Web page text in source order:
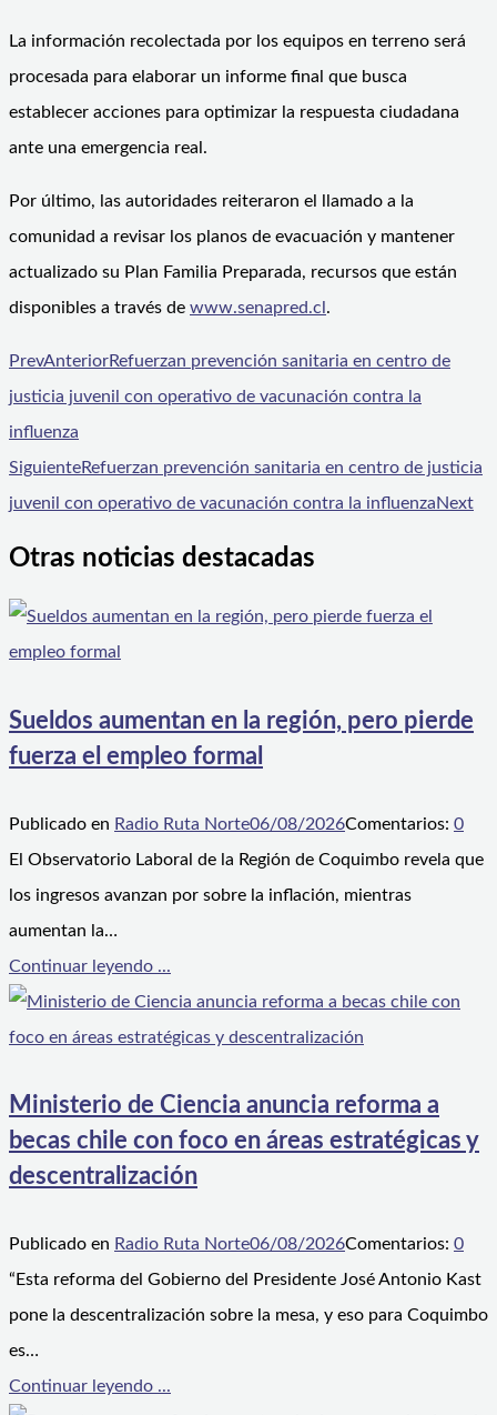
La información recolectada por los equipos en terreno será
procesada para elaborar un informe final que busca
establecer acciones para optimizar la respuesta ciudadana
ante una emergencia real.
Por último, las autoridades reiteraron el llamado a la
comunidad a revisar los planos de evacuación y mantener
actualizado su Plan Familia Preparada, recursos que están
disponibles a través de www.senapred.cl.
PrevAnteriorRefuerzan prevención sanitaria en centro de
justicia juvenil con operativo de vacunación contra la
influenza
SiguienteRefuerzan prevención sanitaria en centro de justicia
juvenil con operativo de vacunación contra la influenzaNext
Otras noticias destacadas
Sueldos aumentan en la región, pero pierde
fuerza el empleo formal
Publicado en Radio Ruta Norte06/08/2026Comentarios: 0
El Observatorio Laboral de la Región de Coquimbo revela que
los ingresos avanzan por sobre la inflación, mientras
aumentan la…
Continuar leyendo ...
Ministerio de Ciencia anuncia reforma a
becas chile con foco en áreas estratégicas y
descentralización
Publicado en Radio Ruta Norte06/08/2026Comentarios: 0
“Esta reforma del Gobierno del Presidente José Antonio Kast
pone la descentralización sobre la mesa, y eso para Coquimbo
es…
Continuar leyendo ...